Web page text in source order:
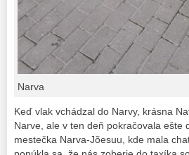
Narva
Keď vlak vchádzal do Narvy, krásna
Narve, ale v ten deň pokračovala
mestečka Narva-Jõesuu, kde mala